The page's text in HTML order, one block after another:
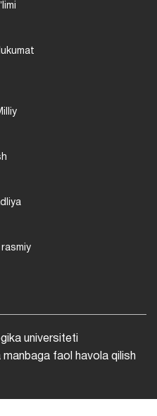
universiteti
faol havola qilish